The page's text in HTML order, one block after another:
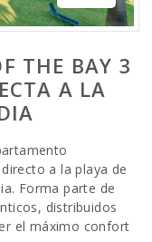
THE BAY 3
A LA
a la playa de
Forma parte de
distribuidos
el máximo confort